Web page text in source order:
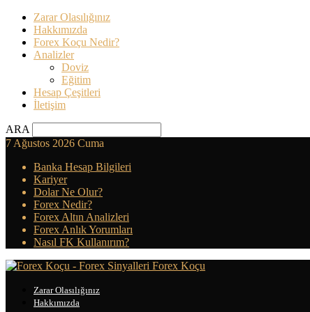
Zarar Olasılığınız
Hakkımızda
Forex Koçu Nedir?
Analizler
Doviz
Eğitim
Hesap Çeşitleri
İletişim
ARA
7 Ağustos 2026 Cuma
Banka Hesap Bilgileri
Kariyer
Dolar Ne Olur?
Forex Nedir?
Forex Altın Analizleri
Forex Anlık Yorumları
Nasıl FK Kullanırım?
Forex Koçu
Zarar Olasılığınız
Hakkımızda